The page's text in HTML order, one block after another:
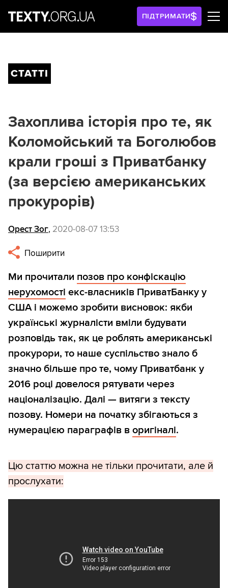
ПІДТРИМАТИ
СТАТТІ
Захоплива історія про те, як
Коломойський та Боголюбов
крали гроші з Приватбанку
(за версією американських
прокурорів)
Орест Зог, 2020-08-07 13:53
Поширити
Ми прочитали позов про конфіскацію
нерухомості екс-власників ПриватБанку у
США і можемо зробити висновок: якби
українські журналісти вміли будувати
розповідь так, як це роблять американські
прокурори, то наше суспільство знало б
значно більше про те, чому Приватбанк у
2016 році довелося рятувати через
націоналізацію. Далі — витяги з тексту
позову. Номери на початку збігаються з
нумерацією параграфів в оригіналі.
Цю статтю можна не тільки прочитати, але й
прослухати: